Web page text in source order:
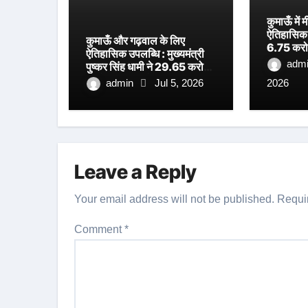
कुमाऊँ और गढ़वाल के लिए
ऐतिहासिक उपलब्धि : मुख्यमंत्री
पुष्कर सिंह धामी ने 29.65 करोड़
रुपये की लागत से निर्मित धनगढ़ी
सेतु का किया लोकार्पण
admin Jul 5, 2026
कुमाऊँ में
6.75
धामी का
2026
Leave a Reply
Your email address will not be published.
Comment*